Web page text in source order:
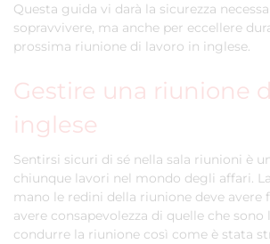
Questa guida vi darà la sicurezza
sopravvivere, ma anche per eccellere
prossima riunione di lavoro in inglese.
Gestire una riunione
inglese
Sentirsi sicuri di sé nella sala riunioni è
chiunque lavori nel mondo degli affari.
mano le redini della riunione deve avere
avere consapevolezza di quelle che sono
condurre la riunione così come è stata